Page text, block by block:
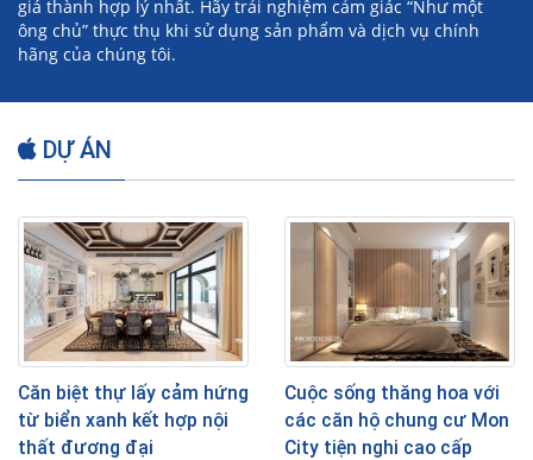
giá thành hợp lý nhất. Hãy trải nghiệm cảm giác “Như một
ông chủ” thực thụ khi sử dụng sản phẩm và dịch vụ chính
hãng của chúng tôi.
DỰ ÁN
Căn biệt thự lấy cảm hứng
từ biển xanh kết hợp nội
thất đương đại
Cuộc sống thăng hoa với
các căn hộ chung cư Mon
City tiện nghi cao cấp